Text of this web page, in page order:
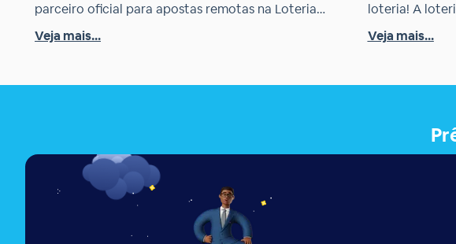
parceiro oficial para apostas remotas na Loteria
Mineira. Fatores como a quantidade de jogos criados e
as regras específicas do sorteio influenciam
das 11, é possível ganhar o prêmio […]
Veja mais...
loteria! A
agora têm
11, a nova
modalidade
Veja mais...